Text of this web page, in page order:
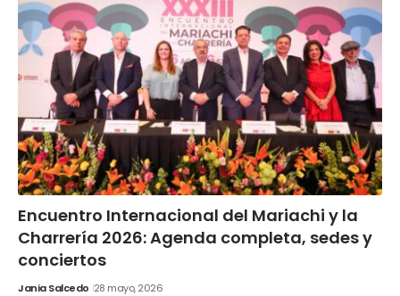
Encuentro Internacional del Mariachi y la
Charrería 2026: Agenda completa, sedes y
conciertos
Jania Salcedo 28 mayo, 2026